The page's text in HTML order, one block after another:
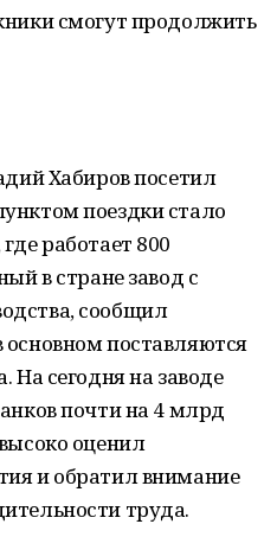
смогут продолжить
Хабиров посетил
поездки стало
работает 800
в стране завод с
сообщил
основном поставляются
На сегодня на заводе
почти на 4 млрд
оценил
и обратил внимание
труда.